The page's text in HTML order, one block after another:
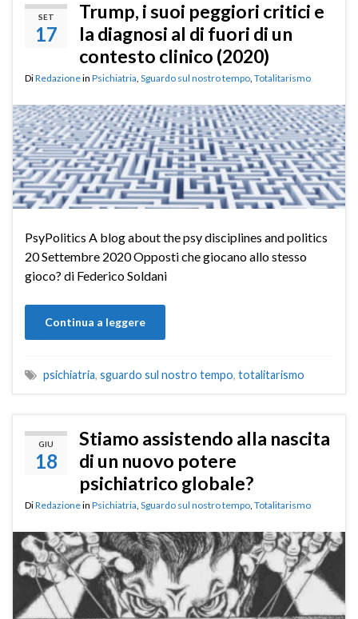
SET
17
Trump, i suoi peggiori critici e
la diagnosi al di fuori di un
contesto clinico (2020)
DiRedazionein Psichiatria, Sguardo sul nostro tempo, Totalitarismo
PsyPolitics A blog about the psy disciplines and politics
20 Settembre 2020 Opposti che giocano allo stesso
gioco? di Federico Soldani
Continua a leggere
psichiatria, sguardo sul nostro tempo, totalitarismo
GIU
18
Stiamo assistendo alla nascita
di un nuovo potere
psichiatrico globale?
DiRedazionein Psichiatria, Sguardo sul nostro tempo, Totalitarismo